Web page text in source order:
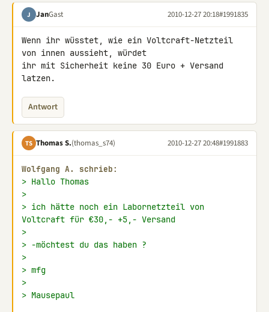
J JanGast 2010-12-27 20:18#1991835
Wenn ihr wüsstet, wie ein Voltcraft-Netzteil
von innen aussieht, würdet
ihr mit Sicherheit keine 30 Euro + Versand
latzen.
Antwort
TS Thomas S.(thomas_s74) 2010-12-27 20:48#1991883
Wolfgang A. schrieb:
> Hallo Thomas
>
> ich hätte noch ein Labornetzteil von
Voltcraft für €30,- +5,- Versand
>
> -möchtest du das haben ?
>
> mfg
>
> Mausepaul